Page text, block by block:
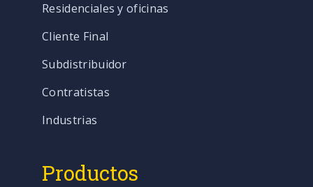
Residenciales y oficinas
Cliente Final
Subdistribuidor
Contratistas
Industrias
Productos